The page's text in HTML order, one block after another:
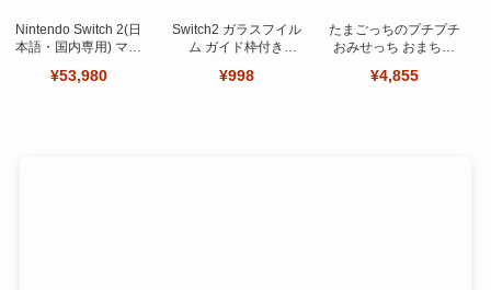
Nintendo Switch 2(日
本語・国内専用) マリ
ット
¥53,980
Switch2 ガラスフイル
ム ガイド枠付き
ット 日本旭硝子製-高
¥998
たまごっちのプチプチ
おみせっち おまちど
¥4,855